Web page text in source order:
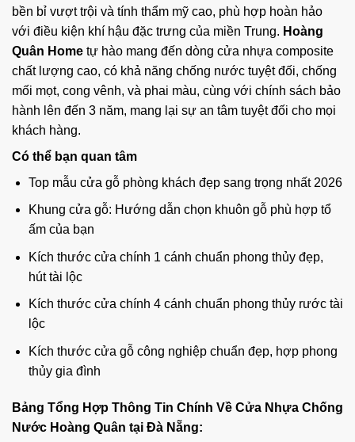
bền bỉ vượt trội và tính thẩm mỹ cao, phù hợp hoàn hảo
với điều kiện khí hậu đặc trưng của miền Trung. Hoàng
Quân Home tự hào mang đến dòng cửa nhựa composite
chất lượng cao, có khả năng chống nước tuyệt đối, chống
mối mọt, cong vênh, và phai màu, cùng với chính sách bảo
hành lên đến 3 năm, mang lại sự an tâm tuyệt đối cho mọi
khách hàng.
Có thể bạn quan tâm
Top mẫu cửa gỗ phòng khách đẹp sang trọng nhất 2026
Khung cửa gỗ: Hướng dẫn chọn khuôn gỗ phù hợp tổ
ấm của bạn
Kích thước cửa chính 1 cánh chuẩn phong thủy đẹp,
hút tài lộc
Kích thước cửa chính 4 cánh chuẩn phong thủy rước tài
lộc
Kích thước cửa gỗ công nghiệp chuẩn đẹp, hợp phong
thủy gia đình
Bảng Tổng Hợp Thông Tin Chính Về Cửa Nhựa Chống
Nước Hoàng Quân tại Đà Nẵng: